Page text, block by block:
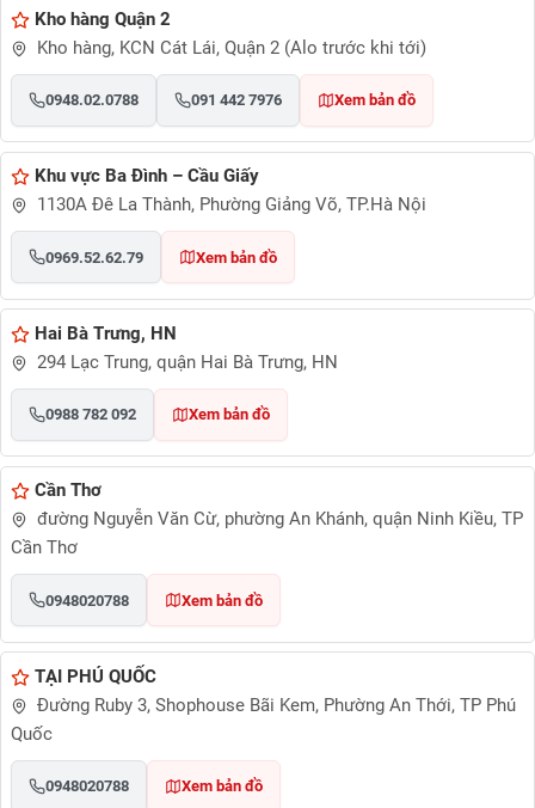
– Phiếu giao hàng.
***Két sắt Phú Gia Ancam kết giao hàng mới 100% đảm bảo
đúng nguồn gốc xuất xứ, bảo hành 5 năm tại nhà. Két sắt được
đóng bìa kín khi giao tới, bảo mật thông tin cho khách hàng.
Kho hàng Quận 2
Kho hàng, KCN Cát Lái, Quận 2 (Alo trước khi tới)
0948.02.0788 091 442 7976 Xem bản đồ
Khu vực Ba Đình – Cầu Giấy
1130A Đê La Thành, Phường Giảng Võ, TP.Hà Nội
0969.52.62.79 Xem bản đồ
Hai Bà Trưng, HN
294 Lạc Trung, quận Hai Bà Trưng, HN
0988 782 092 Xem bản đồ
Cần Thơ
đường Nguyễn Văn Cừ, phường An Khánh, quận Ninh Kiều, TP
Cần Thơ
0948020788 Xem bản đồ
TẠI PHÚ QUỐC
Đường Ruby 3, Shophouse Bãi Kem, Phường An Thới, TP Phú
Quốc
0948020788 Xem bản đồ